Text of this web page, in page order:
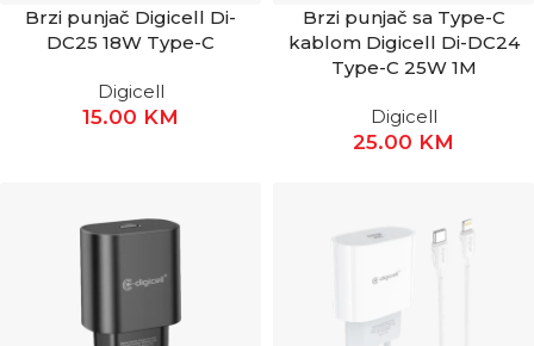
Brzi punjač Digicell Di-
DC25 18W Type-C
Digicell
15.00 KM
Brzi punjač sa Type-C
kablom Digicell Di-DC24
Type-C 25W 1M
Digicell
25.00 KM